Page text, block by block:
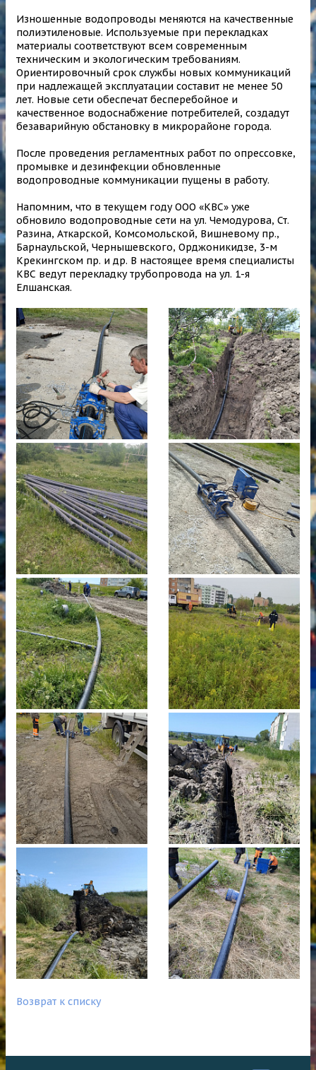
Изношенные водопроводы меняются на качественные
полиэтиленовые. Используемые при перекладках
материалы соответствуют всем современным
техническим и экологическим требованиям.
Ориентировочный срок службы новых коммуникаций
при надлежащей эксплуатации составит не менее 50
лет. Новые сети обеспечат бесперебойное и
качественное водоснабжение потребителей, создадут
безаварийную обстановку в микрорайоне города.
После проведения регламентных работ по опрессовке,
промывке и дезинфекции обновленные
водопроводные коммуникации пущены в работу.
Напомним, что в текущем году ООО «КВС» уже
обновило водопроводные сети на ул. Чемодурова, Ст.
Разина, Аткарской, Комсомольской, Вишневому пр.,
Барнаульской, Чернышевского, Орджоникидзе, 3-м
Крекингском пр. и др. В настоящее время специалисты
КВС ведут перекладку трубопровода на ул. 1-я
Елшанская.
Возврат к списку